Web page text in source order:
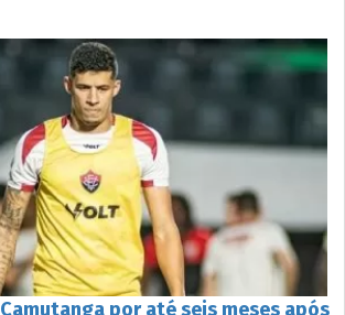
por até seis meses após